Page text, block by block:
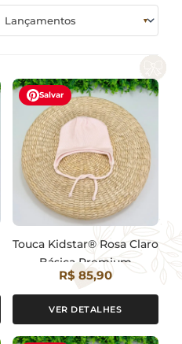
Salvar
Touca Kidstar® Rosa Claro
Básica Premium
R$ 85,90
VER DETALHES